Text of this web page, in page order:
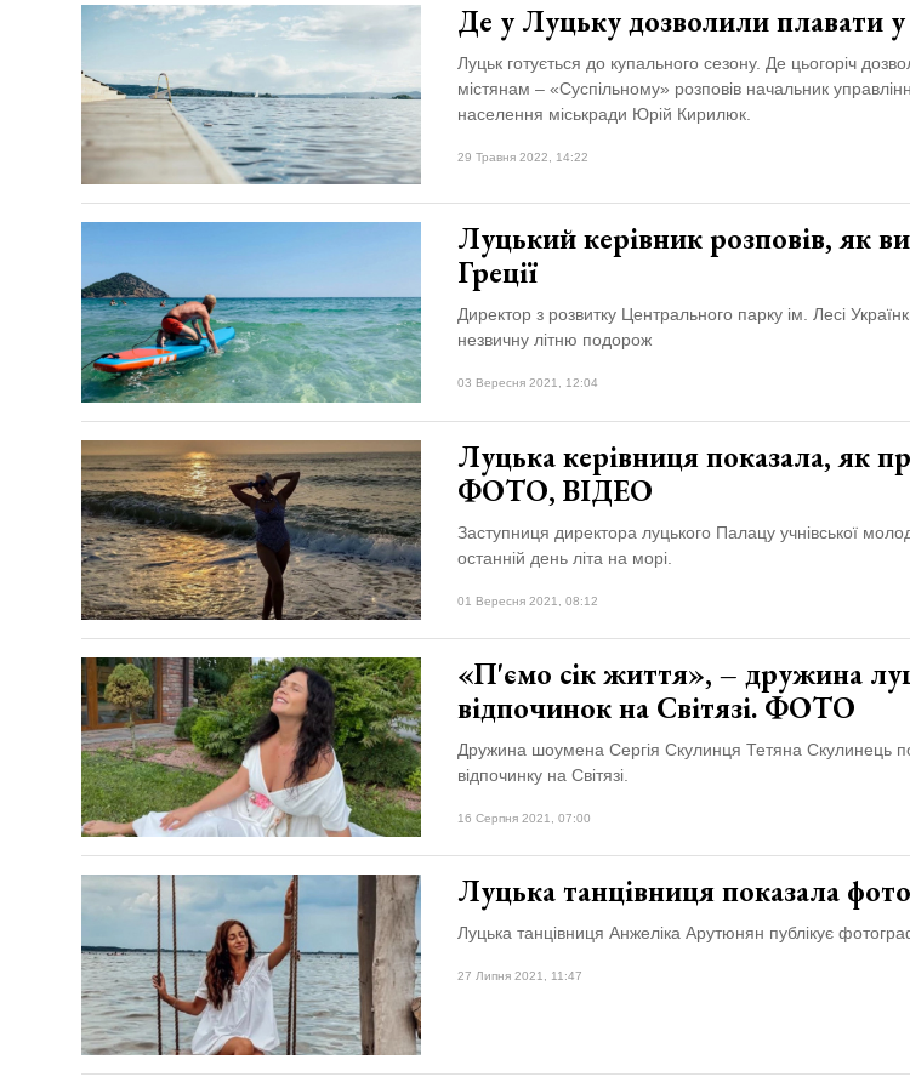
Де у Луцьку дозволили плавати
Луцьк готується до купального сезону. Де цьогоріч
містянам – «Суспільному» розповів начальник
населення міськради Юрій Кирилюк.
29 Травня 2022, 14:22
Луцький керівник розповів, як
Греції
Директор з розвитку Центрального парку ім. Лесі
незвичну літню подорож
03 Вересня 2021, 12:04
Луцька керівниця показала, як
ФОТО, ВІДЕО
Заступниця директора луцького Палацу учнівської
останній день літа на морі.
01 Вересня 2021, 08:12
«П'ємо сік життя», – дружина
відпочинок на Світязі. ФОТО
Дружина шоумена Сергія Скулинця Тетяна Скулинець
відпочинку на Світязі.
16 Серпня 2021, 07:00
Луцька танцівниця показала
Луцька танцівниця Анжеліка Арутюнян публікує
27 Липня 2021, 11:47